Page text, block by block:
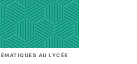
AU LYCÉE